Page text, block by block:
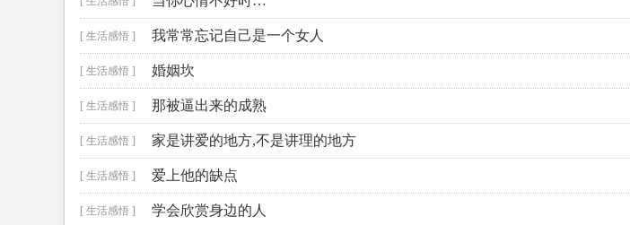
[ 生活感悟 ] 我常常忘记自己是一个女人
[ 生活感悟 ] 婚姻坎
[ 生活感悟 ] 那被逼出来的成熟
[ 生活感悟 ] 家是讲爱的地方,不是讲理的地方
[ 生活感悟 ] 爱上他的缺点
[ 生活感悟 ] 学会欣赏身边的人